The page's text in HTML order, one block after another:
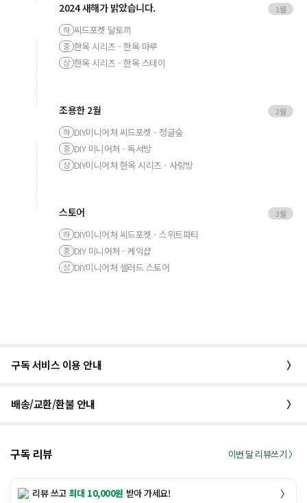
2024 새해가 밝았습니다.
하 씨드포켓 달토끼
중 한옥 시리즈 - 한옥 마루
상 한옥 시리즈 - 한옥 스테이
1월
조용한 2월
하 DIY미니어처 씨드포켓 - 정글숲
중 DIY 미니어처 - 독서방
상 DIY미니어처 한옥 시리즈 - 사랑방
2월
스토어
하 DIY미니어처 씨드포켓 - 스위트파티
중 DIY 미니어처 - 케익샵
상 DIY미니어처 샐러드 스토어
3월
구독 서비스 이용 안내 〉
배송/교환/환불 안내 〉
구독 리뷰 이번 달 리뷰쓰기 〉
리뷰 쓰고 최대 10,000원 받아 가세요! 〉